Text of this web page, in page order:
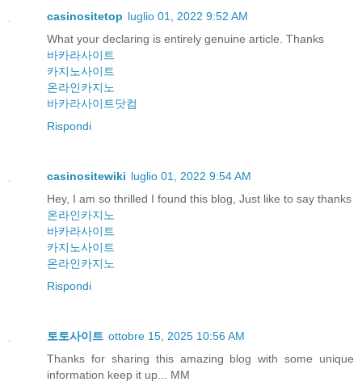
casinositetop luglio 01, 2022 9:52 AM
What your declaring is entirely genuine article. Thanks
바카라사이트
카지노사이트
온라인카지노
바카라사이트닷컴
Rispondi
casinositewiki luglio 01, 2022 9:54 AM
Hey, I am so thrilled I found this blog, Just like to say thanks
온라인카지노
바카라사이트
카지노사이트
온라인카지노
Rispondi
토토사이트 ottobre 15, 2025 10:56 AM
Thanks for sharing this amazing blog with some unique
information keep it up... MM